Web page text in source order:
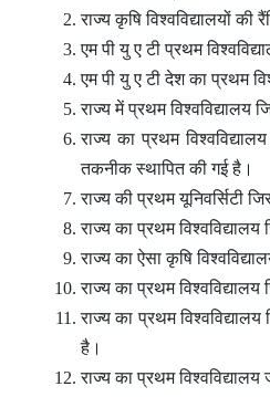
राज्य कृषि विश्वविद्यालयों
एम पी यु ए टी प्रथम
एम पी यु ए टी देश का प्रथम
राज्य में प्रथम
राज्य का प्रथम
तकनीक स्थापित की गई है।
राज्य की प्रथम यूनिवर्सिटी
राज्य का प्रथम
राज्य का ऐसा कृषि
राज्य का प्रथम
राज्य का प्रथम
है।
राज्य का प्रथम